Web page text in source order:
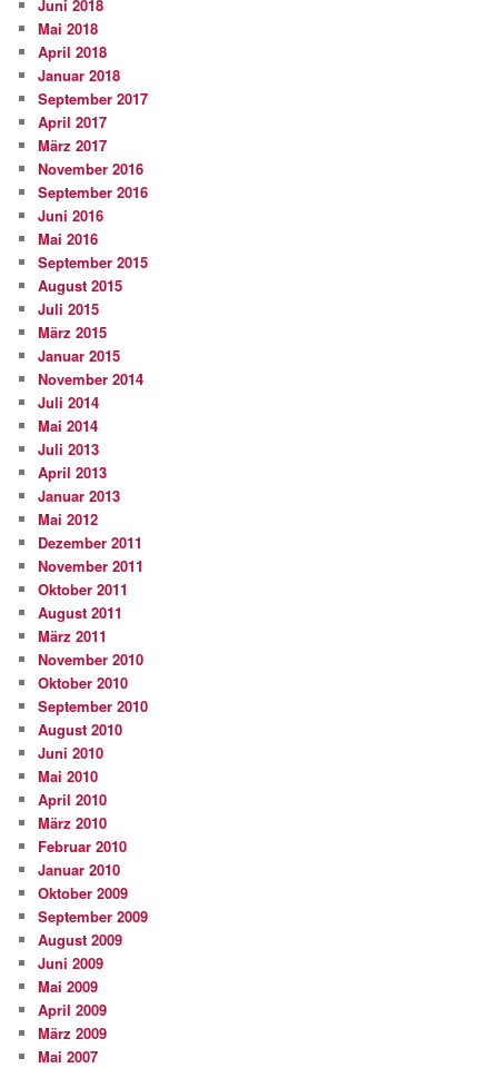
Juni 2018
Mai 2018
April 2018
Januar 2018
September 2017
April 2017
März 2017
November 2016
September 2016
Juni 2016
Mai 2016
September 2015
August 2015
Juli 2015
März 2015
Januar 2015
November 2014
Juli 2014
Mai 2014
Juli 2013
April 2013
Januar 2013
Mai 2012
Dezember 2011
November 2011
Oktober 2011
August 2011
März 2011
November 2010
Oktober 2010
September 2010
August 2010
Juni 2010
Mai 2010
April 2010
März 2010
Februar 2010
Januar 2010
Oktober 2009
September 2009
August 2009
Juni 2009
Mai 2009
April 2009
März 2009
Mai 2007